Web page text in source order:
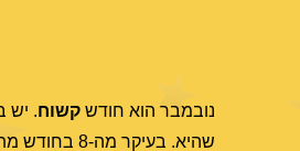
נובמבר הוא חודש קשוח. יש
שהיא. בעיקר מה-8 בחודש מתחילים לתפוס קצב. החלק שלנו יהיה